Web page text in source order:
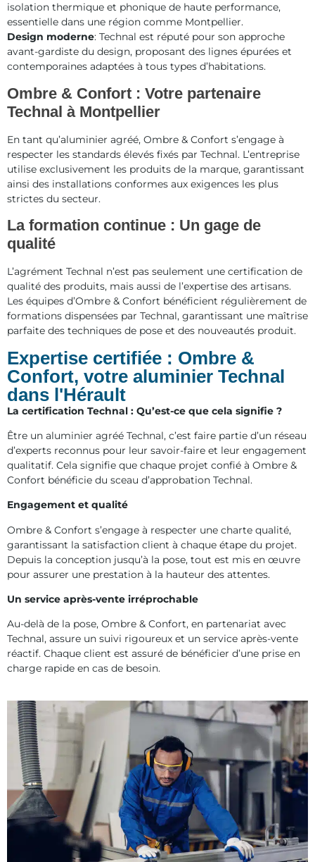
isolation thermique et phonique de haute performance,
essentielle dans une région comme Montpellier.
Design moderne: Technal est réputé pour son approche
avant-gardiste du design, proposant des lignes épurées et
contemporaines adaptées à tous types d’habitations.
Ombre & Confort : Votre partenaire
Technal à Montpellier
En tant qu’aluminier agréé, Ombre & Confort s’engage à
respecter les standards élevés fixés par Technal. L’entreprise
utilise exclusivement les produits de la marque, garantissant
ainsi des installations conformes aux exigences les plus
strictes du secteur.
La formation continue : Un gage de
qualité
L’agrément Technal n’est pas seulement une certification de
qualité des produits, mais aussi de l’expertise des artisans.
Les équipes d’Ombre & Confort bénéficient régulièrement de
formations dispensées par Technal, garantissant une maîtrise
parfaite des techniques de pose et des nouveautés produit.
Expertise certifiée : Ombre &
Confort, votre aluminier Technal
dans l'Hérault
La certification Technal : Qu’est-ce que cela signifie ?
Être un aluminier agréé Technal, c’est faire partie d’un réseau
d’experts reconnus pour leur savoir-faire et leur engagement
qualitatif. Cela signifie que chaque projet confié à Ombre &
Confort bénéficie du sceau d’approbation Technal.
Engagement et qualité
Ombre & Confort s’engage à respecter une charte qualité,
garantissant la satisfaction client à chaque étape du projet.
Depuis la conception jusqu’à la pose, tout est mis en œuvre
pour assurer une prestation à la hauteur des attentes.
Un service après-vente irréprochable
Au-delà de la pose, Ombre & Confort, en partenariat avec
Technal, assure un suivi rigoureux et un service après-vente
réactif. Chaque client est assuré de bénéficier d’une prise en
charge rapide en cas de besoin.